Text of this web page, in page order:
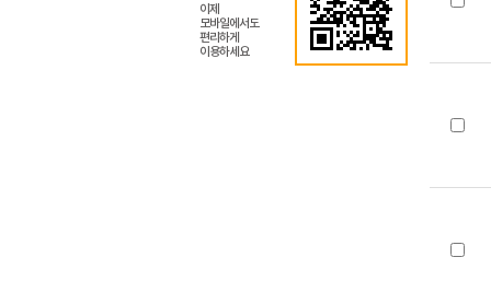
이제
모바일에서도
편리하게
이용하세요